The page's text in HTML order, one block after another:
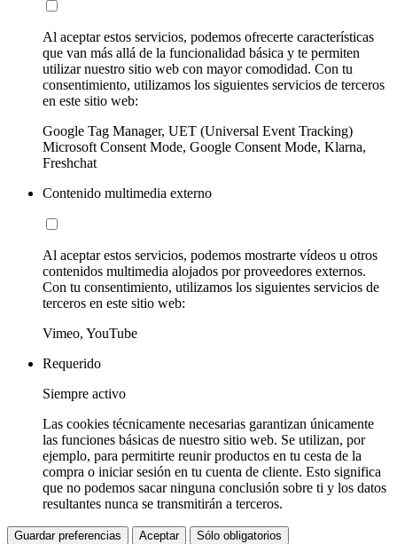
Al aceptar estos servicios, podemos ofrecerte características
que van más allá de la funcionalidad básica y te permiten
utilizar nuestro sitio web con mayor comodidad. Con tu
consentimiento, utilizamos los siguientes servicios de terceros
en este sitio web:
Google Tag Manager, UET (Universal Event Tracking)
Microsoft Consent Mode, Google Consent Mode, Klarna,
Freshchat
Contenido multimedia externo
Al aceptar estos servicios, podemos mostrarte vídeos u otros
contenidos multimedia alojados por proveedores externos.
Con tu consentimiento, utilizamos los siguientes servicios de
terceros en este sitio web:
Vimeo, YouTube
Requerido
Siempre activo
Las cookies técnicamente necesarias garantizan únicamente
las funciones básicas de nuestro sitio web. Se utilizan, por
ejemplo, para permitirte reunir productos en tu cesta de la
compra o iniciar sesión en tu cuenta de cliente. Esto significa
que no podemos sacar ninguna conclusión sobre ti y los datos
resultantes nunca se transmitirán a terceros.
Guardar preferencias Aceptar Sólo obligatorios